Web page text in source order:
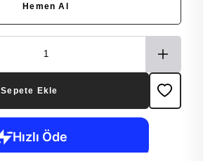
Hemen Al
Sepete Ekle